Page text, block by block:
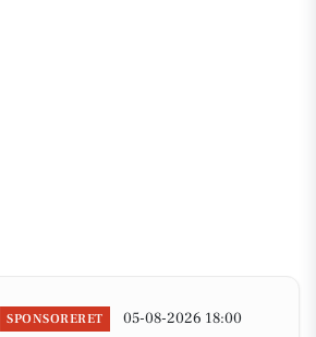
SPONSORERET 05-08-2026 18:00